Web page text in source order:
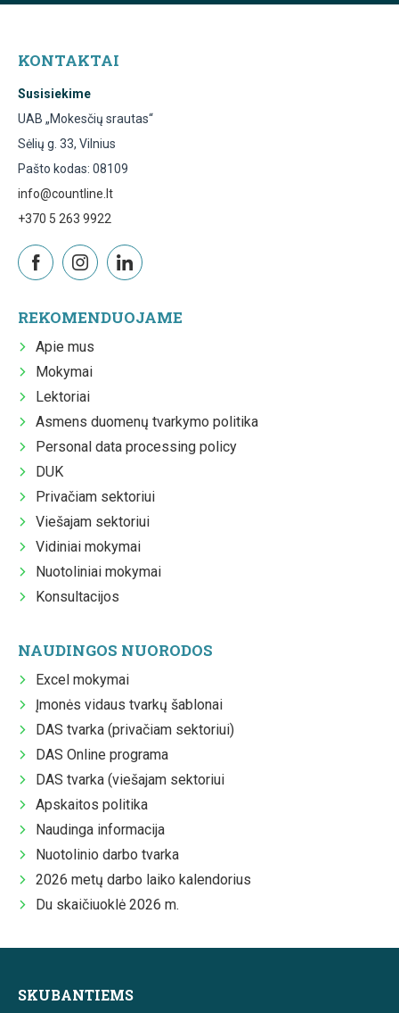
KONTAKTAI
Susisiekime
UAB „Mokesčių srautas“
Sėlių g. 33, Vilnius
Pašto kodas: 08109
info@countline.lt
+370 5 263 9922
REKOMENDUOJAME
Apie mus
Mokymai
Lektoriai
Asmens duomenų tvarkymo politika
Personal data processing policy
DUK
Privačiam sektoriui
Viešajam sektoriui
Vidiniai mokymai
Nuotoliniai mokymai
Konsultacijos
NAUDINGOS NUORODOS
Excel mokymai
Įmonės vidaus tvarkų šablonai
DAS tvarka (privačiam sektoriui)
DAS Online programa
DAS tvarka (viešajam sektoriui
Apskaitos politika
Naudinga informacija
Nuotolinio darbo tvarka
2026 metų darbo laiko kalendorius
Du skaičiuoklė 2026 m.
SKUBANTIEMS